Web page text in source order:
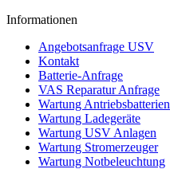
Informationen
Angebotsanfrage USV
Kontakt
Batterie-Anfrage
VAS Reparatur Anfrage
Wartung Antriebsbatterien
Wartung Ladegeräte
Wartung USV Anlagen
Wartung Stromerzeuger
Wartung Notbeleuchtung